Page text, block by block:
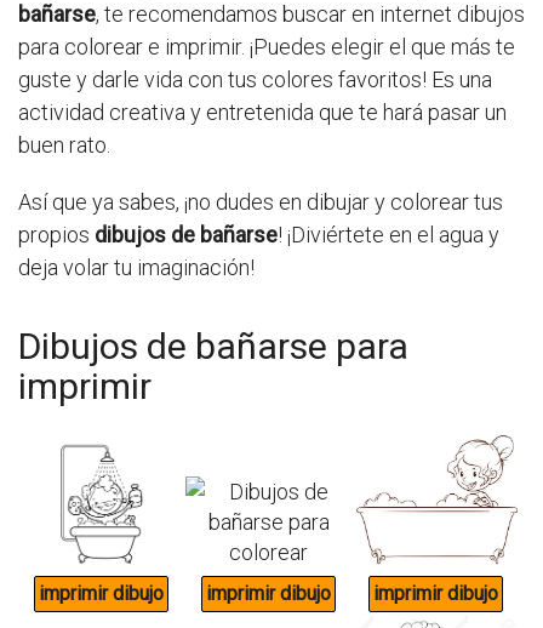
bañarse, te recomendamos buscar en internet dibujos
para colorear e imprimir. ¡Puedes elegir el que más te
guste y darle vida con tus colores favoritos! Es una
actividad creativa y entretenida que te hará pasar un
buen rato.
Así que ya sabes, ¡no dudes en dibujar y colorear tus
propios dibujos de bañarse! ¡Diviértete en el agua y
deja volar tu imaginación!
Dibujos de bañarse para
imprimir